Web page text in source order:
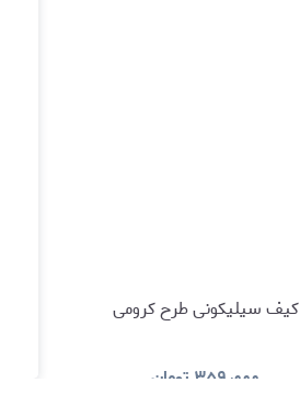
کیف سیلیکونی طرح کرومی
۳۵۹٫۰۰۰ تومان